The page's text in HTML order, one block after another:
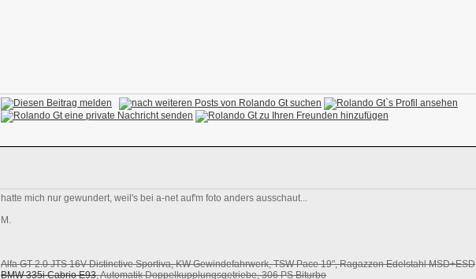
hatte mich nur gewundert, weil's bei a-net auf'm foto anders ausschaut...
M.
Alfa GT 2.0 JTS 16V Distinctive Sportiva, KW Gewindefahrwerk, TSW Pace 19", Ragazzon Edelstahl MSD+ESD
BMW 335i Cabrio E93, Automatik Doppelkupplungsgetriebe, 306 PS Biturbo